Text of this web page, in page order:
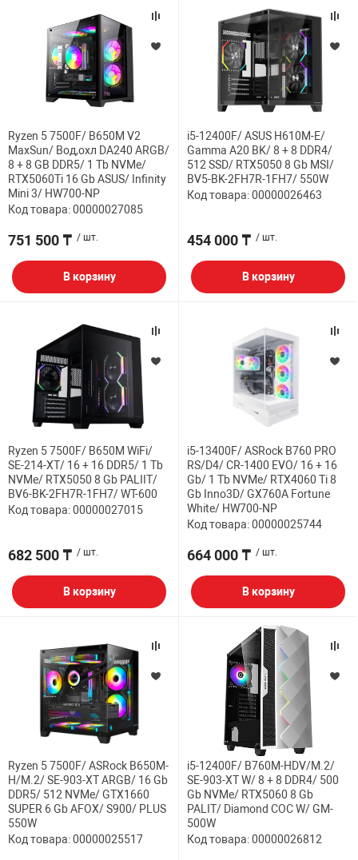
Ryzen 5 7500F/ B650M V2
MaxSun/ Вод,охл DA240 ARGB/
8 + 8 GB DDR5/ 1 Tb NVMe/
RTX5060Ti 16 Gb ASUS/ Infinity
Mini 3/ HW700-NP
Код товара: 00000027085
751 500 ₸ / шт.
В корзину
i5-12400F/ ASUS H610M-E/
Gamma A20 BK/ 8 + 8 DDR4/
512 SSD/ RTX5050 8 Gb MSI/
BV5-BK-2FH7R-1FH7/ 550W
Код товара: 00000026463
454 000 ₸ / шт.
В корзину
Ryzen 5 7500F/ B650M WiFi/
SE-214-XT/ 16 + 16 DDR5/ 1 Tb
NVMe/ RTX5050 8 Gb PALIIT/
BV6-BK-2FH7R-1FH7/ WT-600
Код товара: 00000027015
682 500 ₸ / шт.
В корзину
i5-13400F/ ASRock B760 PRO
RS/D4/ CR-1400 EVO/ 16 + 16
Gb/ 1 Tb NVMe/ RTX4060 Ti 8
Gb Inno3D/ GX760A Fortune
White/ HW700-NP
Код товара: 00000025744
664 000 ₸ / шт.
В корзину
Ryzen 5 7500F/ ASRock B650M-
H/M.2/ SE-903-XT ARGB/ 16 Gb
DDR5/ 512 NVMe/ GTX1660
SUPER 6 Gb AFOX/ S900/ PLUS
550W
Код товара: 00000025517
i5-12400F/ B760M-HDV/M.2/
SE-903-XT W/ 8 + 8 DDR4/ 500
Gb NVMe/ RTX5060 8 Gb
PALIT/ Diamond COC W/ GM-
500W
Код товара: 00000026812